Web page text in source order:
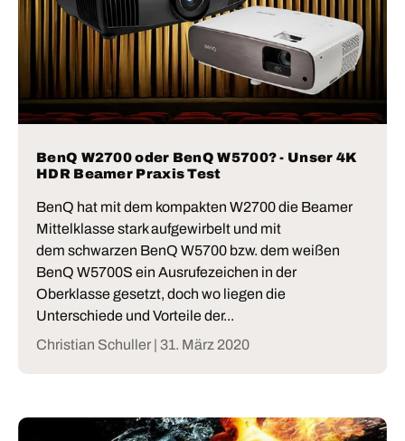
BenQ W2700 oder BenQ W5700? - Unser 4K
HDR Beamer Praxis Test
BenQ hat mit dem kompakten W2700 die Beamer
Mittelklasse stark aufgewirbelt und mit
dem schwarzen BenQ W5700 bzw. dem weißen
BenQ W5700S ein Ausrufezeichen in der
Oberklasse gesetzt, doch wo liegen die
Unterschiede und Vorteile der...
Christian Schuller | 31. März 2020